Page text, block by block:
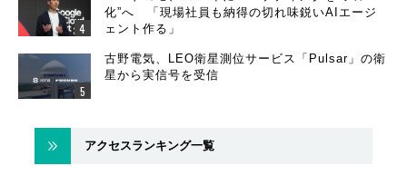
化”へ 「現場社員も納得の切れ味鋭いAIエージ
ェント作る」
古野電気、LEO衛星測位サービス「Pulsar」の衛
星から実信号を受信
アクセスランキング一覧